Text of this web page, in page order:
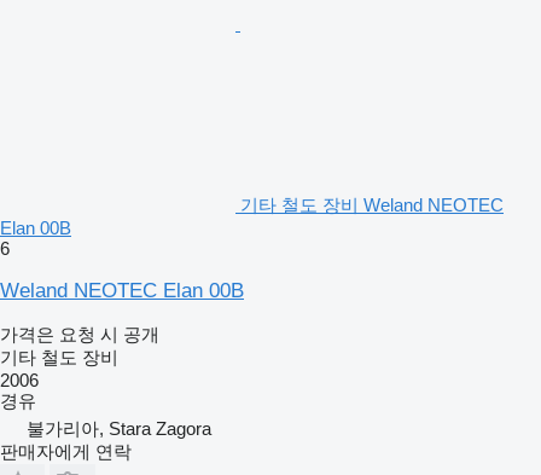
기타 철도 장비 Weland NEOTEC
Elan 00B
6
Weland NEOTEC Elan 00B
가격은 요청 시 공개
기타 철도 장비
2006
경유
불가리아, Stara Zagora
판매자에게 연락